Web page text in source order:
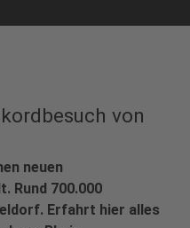
von
neuen
Rund 700.000
Erfahrt hier alles